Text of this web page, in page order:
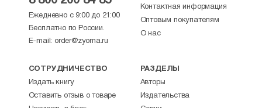
Ежедневно с 9:00 до 21:00
Бесплатно по России.
E-mail: order@zyorna.ru
Контактная информация
Оптовым покупателям
О нас
СОТРУДНИЧЕСТВО
Издать книгу
Оставить отзыв о товаре
РАЗДЕЛЫ
Авторы
Издательства